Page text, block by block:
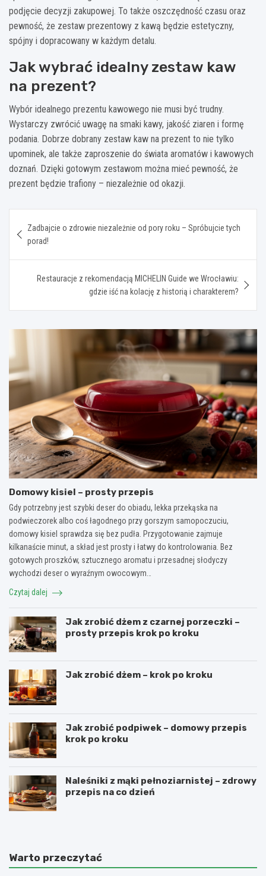
podjęcie decyzji zakupowej. To także oszczędność czasu oraz
pewność, że zestaw prezentowy z kawą będzie estetyczny,
spójny i dopracowany w każdym detalu.
Jak wybrać idealny zestaw kaw
na prezent?
Wybór idealnego prezentu kawowego nie musi być trudny.
Wystarczy zwrócić uwagę na smaki kawy, jakość ziaren i formę
podania. Dobrze dobrany zestaw kaw na prezent to nie tylko
upominek, ale także zaproszenie do świata aromatów i kawowych
doznań. Dzięki gotowym zestawom można mieć pewność, że
prezent będzie trafiony – niezależnie od okazji.
wpisu
Zadbajcie o zdrowie niezależnie od pory roku – Spróbujcie tych
porad!
Restauracje z rekomendacją MICHELIN Guide we Wrocławiu:
gdzie iść na kolację z historią i charakterem?
Domowy kisiel – prosty przepis
Gdy potrzebny jest szybki deser do obiadu, lekka przekąska na
podwieczorek albo coś łagodnego przy gorszym samopoczuciu,
domowy kisiel sprawdza się bez pudła. Przygotowanie zajmuje
kilkanaście minut, a skład jest prosty i łatwy do kontrolowania. Bez
gotowych proszków, sztucznego aromatu i przesadnej słodyczy
wychodzi deser o wyraźnym owocowym…
Czytaj dalej
Jak zrobić dżem z czarnej porzeczki –
prosty przepis krok po kroku
Jak zrobić dżem – krok po kroku
Jak zrobić podpiwek – domowy przepis
krok po kroku
Naleśniki z mąki pełnoziarnistej – zdrowy
przepis na co dzień
Warto przeczytać